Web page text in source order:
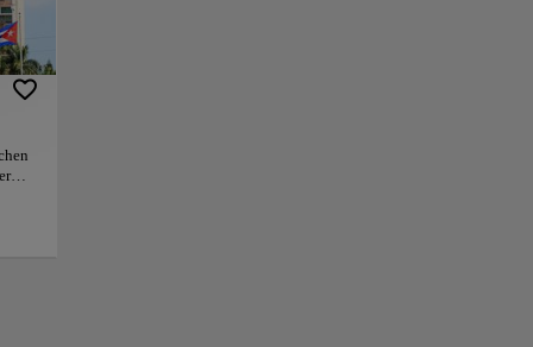
weitläufige
des Landes